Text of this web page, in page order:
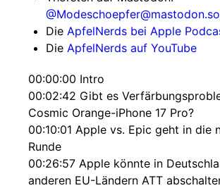
Die ApfelNerds bei Apple
Die ApfelNerds auf YouTube
00:00:00 Intro
00:02:42 Gibt es
Cosmic Orange-iPhone 17 Pro?
00:10:01 Apple vs. Epic geht in die
Runde
00:26:57 Apple könnte in
anderen EU-Ländern ATT